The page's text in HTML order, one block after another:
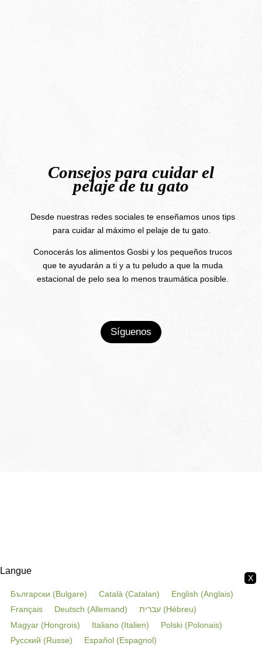
Consejos para cuidar el
pelaje de tu gato
Desde nuestras redes sociales te enseñamos unos tips
para cuidar al máximo el pelaje de tu gato.
Conocerás los alimentos Gosbi y los pequeños trucos
que te ayudarán a ti y a tu peludo a que la muda
estacional de pelo sea lo menos traumática posible.
Síguenos
X
Langue
Български (Bulgare) Català (Catalan) English (Anglais)
Français
Deutsch (Allemand) עברית (Hébreu)
Magyar (Hongrois) Italiano (Italien) Polski (Polonais)
Русский (Russe) Español (Espagnol)